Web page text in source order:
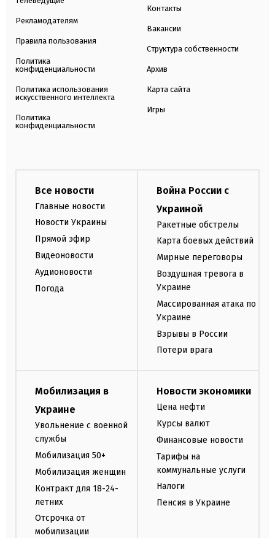
Рекламодателям
Правила пользования
Политика
конфиденциальности
Политика использования
искусственного интеллекта
Политика
конфиденциальности
Контакты
Вакансии
Структура собственности
Архив
Карта сайта
Игры
Все новости
Главные новости
Новости Украины
Прямой эфир
Видеоновости
Аудионовости
Погода
Война России с
Украиной
Ракетные обстрелы
Карта боевых действий
Мирные переговоры
Воздушная тревога в
Украине
Массированная атака по
Украине
Взрывы в России
Потери врага
Мобилизация в
Украине
Увольнение с военной
службы
Мобилизация 50+
Мобилизация женщин
Контракт для 18-24-
летних
Отсрочка от
мобилизации
Новости экономики
Цена нефти
Курсы валют
Финансовые новости
Тарифы на
коммунальные услуги
Налоги
Пенсия в Украине